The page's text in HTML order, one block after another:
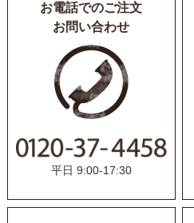
お電話でのご注文
お問い合わせ
平日 9:00-17:30